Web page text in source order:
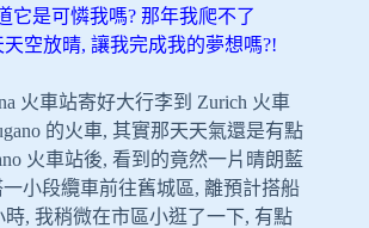
它是可憐我嗎? 那年我爬不了
天空放晴, 讓我完成我的夢想嗎?!
火車站寄好大行李到 Zurich 火車
的火車, 其實那天天氣還是有點
火車站後, 看到的竟然一片晴朗藍
小段纜車前往舊城區, 離預計搭船
, 我稍微在市區小逛了一下, 有點